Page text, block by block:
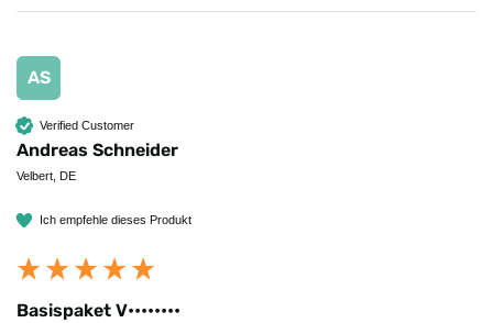
AS
Verified Customer
Andreas Schneider
Velbert, DE
Ich empfehle dieses Produkt
Basispaket V••••••••